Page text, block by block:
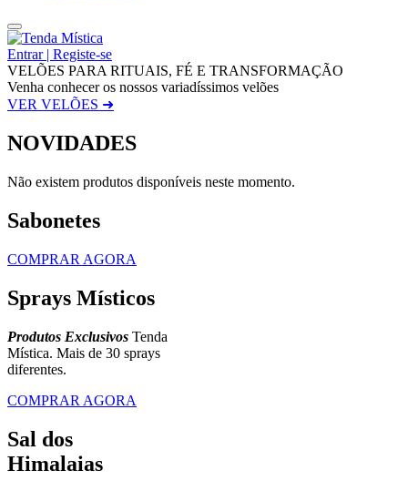
Entrar | Registe-se
VELÕES PARA RITUAIS, FÉ E TRANSFORMAÇÃO
Venha conhecer os nossos variadíssimos velões
VER VELÕES ➜
NOVIDADES
Não existem produtos disponíveis neste momento.
Sabonetes
COMPRAR AGORA
Sprays Místicos
Produtos Exclusivos Tenda
Mística. Mais de 30 sprays
diferentes.
COMPRAR AGORA
Sal dos
Himalaias